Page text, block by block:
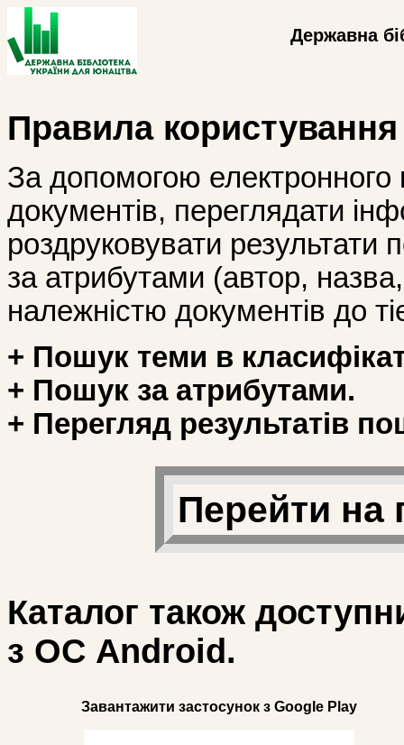
Державна
Правила
За допомогою
документів, переглядати
роздруковувати
за атрибутами (автор, назва,
належністю документів до
+ Пошук теми в
+ Пошук за атрибутами.
+ Перегляд результатів
Перейти на
Каталог також
з ОС Android.
Завантажити застосунок з Google Play